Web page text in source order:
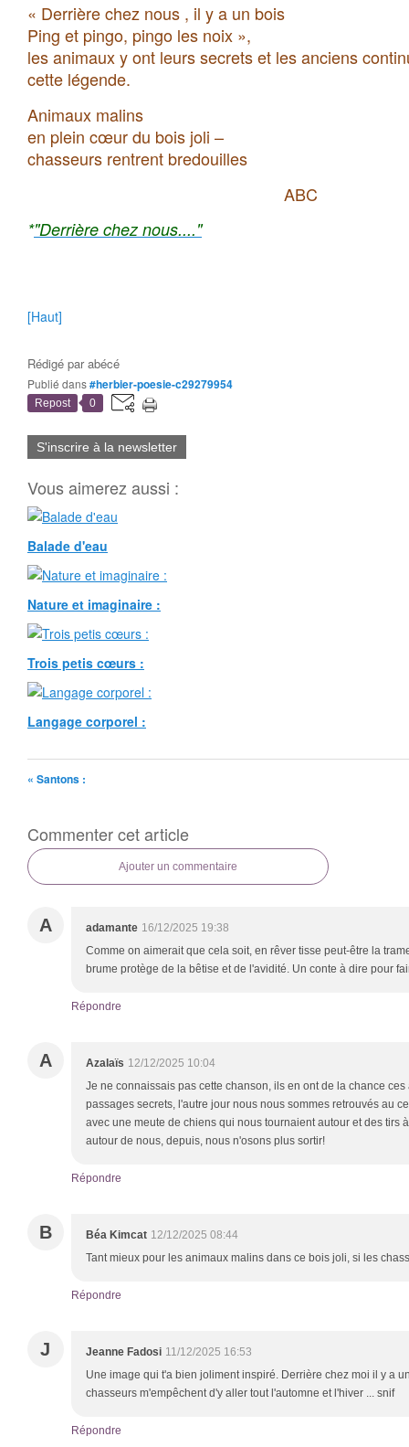
« Derrière chez nous , il y a un bois
Ping et pingo, pingo les noix »,
les animaux y ont leurs secrets et les anciens
cette légende.
Animaux malins
en plein cœur du bois joli –
chasseurs rentrent bredouilles
ABC
*"Derrière chez nous...."
[Haut]
Rédigé parabécé
Publié dans#herbier-poesie-c29279954
Repost 0
S'inscrire à la newsletter
Vous aimerez aussi :
Balade d'eau
Nature et imaginaire :
Trois petis cœurs :
Langage corporel :
« Santons :
Commenter cet article
Ajouter un commentaire
A adamante 16/12/2025 19:38
Comme on aimerait que cela soit, en rêver tisse peut-être la
brume protège de la bêtise et de l'avidité. Un conte à dire pour
Répondre
A Azalaïs 12/12/2025 10:04
Je ne connaissais pas cette chanson, ils en ont de la chance
passages secrets, l'autre jour nous nous sommes retrouvés au
avec une meute de chiens qui nous tournaient autour et des tirs
autour de nous, depuis, nous n'osons plus sortir!
Répondre
B Béa Kimcat 12/12/2025 08:44
Tant mieux pour les animaux malins dans ce bois joli, si les
Répondre
J Jeanne Fadosi 11/12/2025 16:53
Une image qui t'a bien joliment inspiré. Derrière chez moi il y a
chasseurs m'empêchent d'y aller tout l'automne et l'hiver ... snif
Répondre